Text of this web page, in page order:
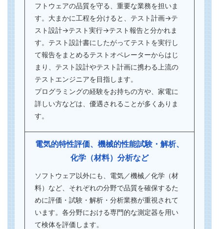
フトウェアの品質を守る、重要な業務を担いま
す。大まかに工程を分けると、テスト計画→テ
スト設計→テスト実行→テスト報告と分かれま
す。テスト設計書にしたがってテストを実行し
て報告をまとめるテストオペレーターからはじ
まり、テスト設計やテスト計画に携わる上流の
テストエンジニアを目指します。
プログラミングの経験をお持ちの方や、家電に
詳しい方などは、優遇されることが多くありま
す。
電気的特性評価、機械的性能試験・解析、
化学（材料）分析など
ソフトウェア以外にも、電気／機械／化学（材
料）など、それぞれの分野で品質を確保するた
めに評価・試験・解析・分析業務が重視されて
います。各分野における専門的な測定器を用い
て検体を評価します。